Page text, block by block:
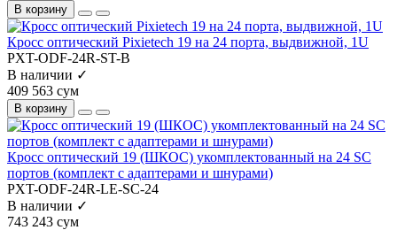
В корзину
Кросс оптический Pixietech 19 на 24 порта, выдвижной, 1U
PXT-ODF-24R-ST-B
В наличии ✓
409 563 сум
В корзину
Кросс оптический 19 (ШКОС) укомплектованный на 24 SC
портов (комплект с адаптерами и шнурами)
PXT-ODF-24R-LE-SC-24
В наличии ✓
743 243 сум